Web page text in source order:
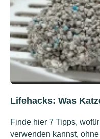
Lifehacks: Was
Finde hier 7 Tipps,
verwenden kannst,